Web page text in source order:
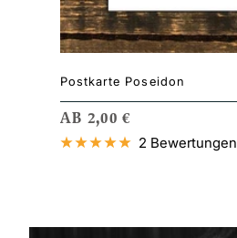
Postkarte Poseidon
ANGEBOTSPREIS
AB 2,00 €
2 Bewertungen